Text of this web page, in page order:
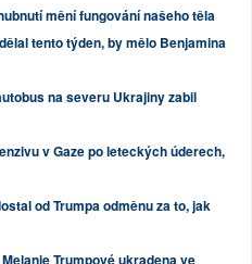
mění fungování našeho těla
tento týden, by mělo Benjamina
na severu Ukrajiny zabil
v Gaze po leteckých úderech,
od Trumpa odměnu za to, jak
Trumpové ukradena ve